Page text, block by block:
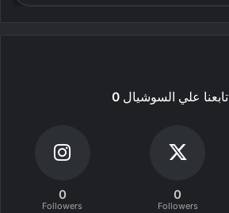
تابعنا علي السوشيال0
0
Followers
0
Followers